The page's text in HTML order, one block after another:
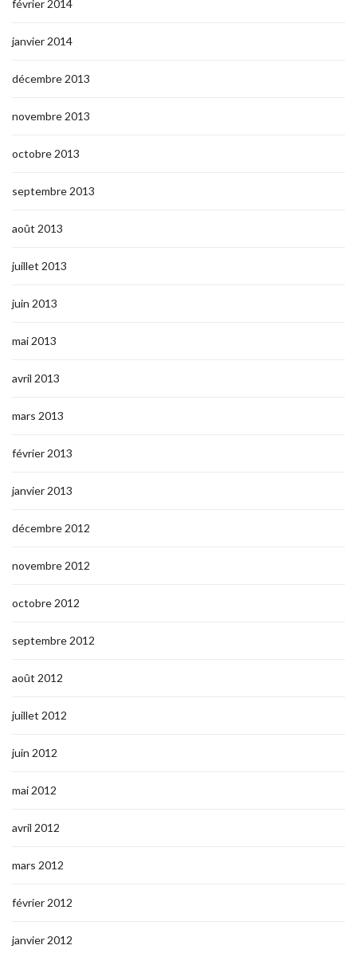
février 2014
janvier 2014
décembre 2013
novembre 2013
octobre 2013
septembre 2013
août 2013
juillet 2013
juin 2013
mai 2013
avril 2013
mars 2013
février 2013
janvier 2013
décembre 2012
novembre 2012
octobre 2012
septembre 2012
août 2012
juillet 2012
juin 2012
mai 2012
avril 2012
mars 2012
février 2012
janvier 2012